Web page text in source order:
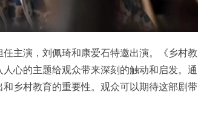
主演，刘佩琦和康爱石特邀出演。《乡村教
心的主题给观众带来深刻的触动和启发。通
乡村教育的重要性。观众可以期待这部剧带